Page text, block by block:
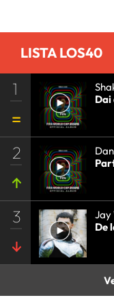
LISTA LOS40
1
Dai
2
3
Jay
De